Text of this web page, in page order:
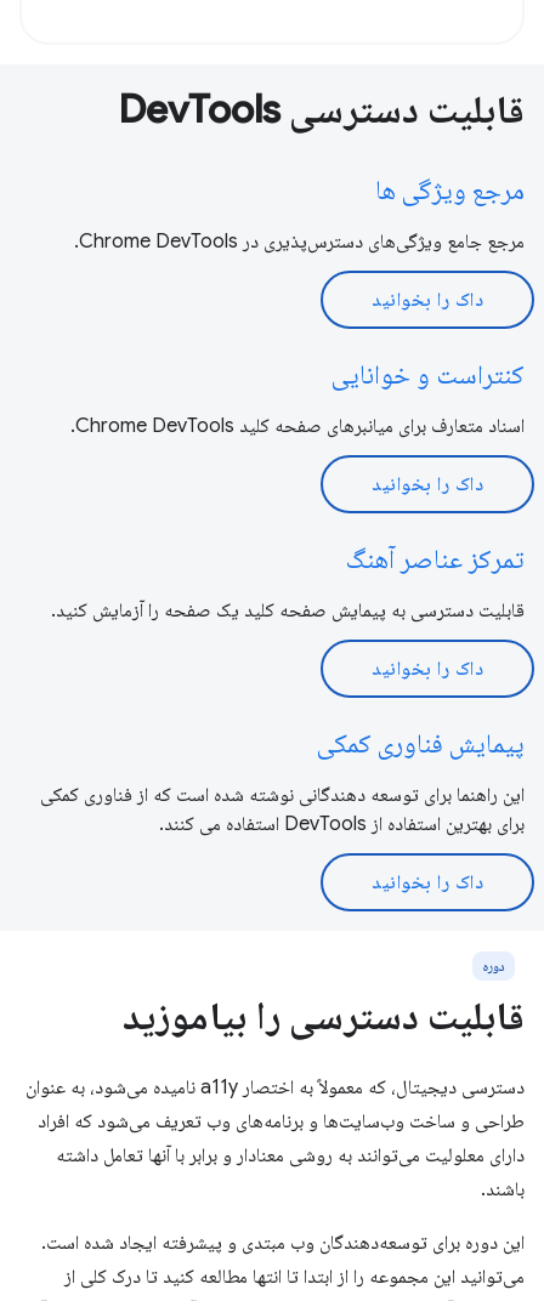
قابلیت دسترسی DevTools
مرجع ویژگی ها
مرجع جامع ویژگی‌های دسترس‌پذیری در Chrome DevTools.
داک را بخوانید
کنتراست و خوانایی
اسناد متعارف برای میانبرهای صفحه کلید Chrome DevTools.
داک را بخوانید
تمرکز عناصر آهنگ
قابلیت دسترسی به پیمایش صفحه کلید یک صفحه را آزمایش کنید.
داک را بخوانید
پیمایش فناوری کمکی
این راهنما برای توسعه دهندگانی نوشته شده است که از فناوری کمکی
برای بهترین استفاده از DevTools استفاده می کنند.
داک را بخوانید
دوره
قابلیت دسترسی را بیاموزید
دسترسی دیجیتال، که معمولاً به اختصار a11y نامیده می‌شود، به عنوان
طراحی و ساخت وب‌سایت‌ها و برنامه‌های وب تعریف می‌شود که افراد
دارای معلولیت می‌توانند به روشی معنادار و برابر با آنها تعامل داشته
باشند.
این دوره برای توسعه‌دهندگان وب مبتدی و پیشرفته ایجاد شده است.
می‌توانید این مجموعه را از ابتدا تا انتها مطالعه کنید تا درک کلی از